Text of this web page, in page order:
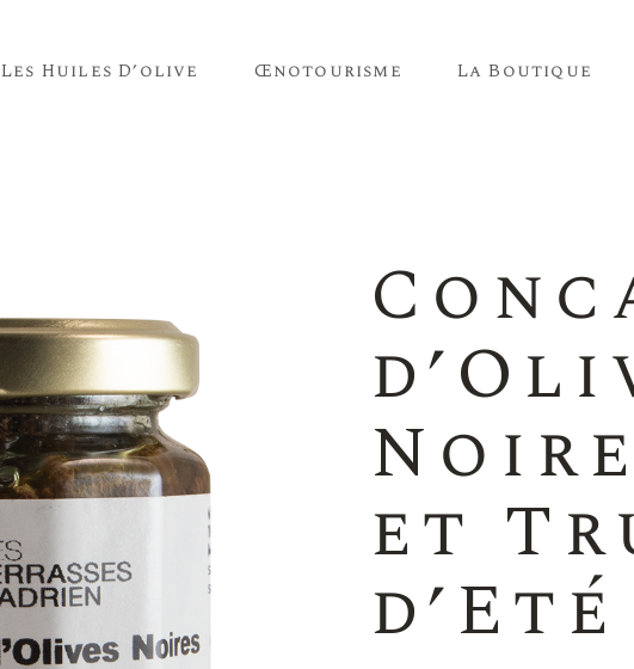
Les Huiles D’olive Œnotourisme La Boutique
Huiles D’olive
Vins
et